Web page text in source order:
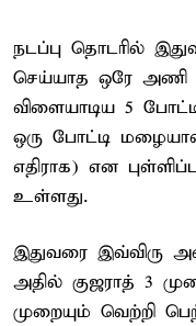
நடப்பு தொடரில்
செய்யாத ஒரே அணி
விளையாடிய 5
ஒரு போட்டி
எதிராக) என
உள்ளது.
இதுவரை இவ்விரு
அதில் குஜராத் 3
முறையும் வெற்றி